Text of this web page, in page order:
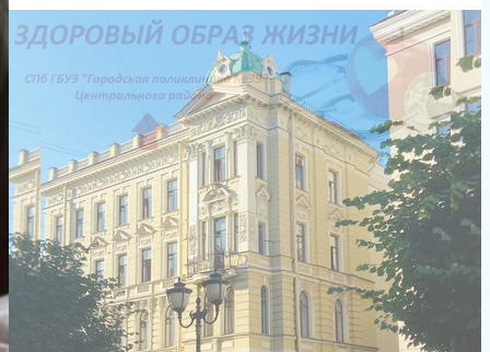
Главная
JE6fNHfkeTY
29 января 2024